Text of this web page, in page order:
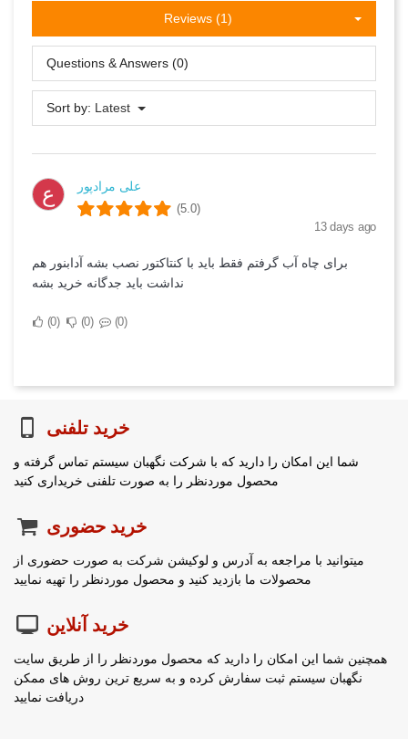
Reviews (1)
Questions & Answers (0)
Sort by: Latest
ع علی مرادپور
(5.0)
13 days ago
برای چاه آب گرفتم فقط باید با کنتاکتور نصب بشه آدابنور هم
نداشت باید جدگانه خرید بشه
0 0 0
خرید تلفنی
شما این امکان را دارید که با شرکت نگهبان سیستم تماس گرفته و
محصول موردنظر را به صورت تلفنی خریداری کنید
خرید حضوری
میتوانید با مراجعه به آدرس و لوکیشن شرکت به صورت حضوری از
محصولات ما بازدید کنید و محصول موردنظر را تهیه نمایید
خرید آنلاین
همچنین شما این امکان را دارید که محصول موردنظر را از طریق سایت
نگهبان سیستم ثبت سفارش کرده و به سریع ترین روش های ممکن
دریافت نمایید